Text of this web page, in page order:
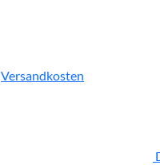
Versandkosten